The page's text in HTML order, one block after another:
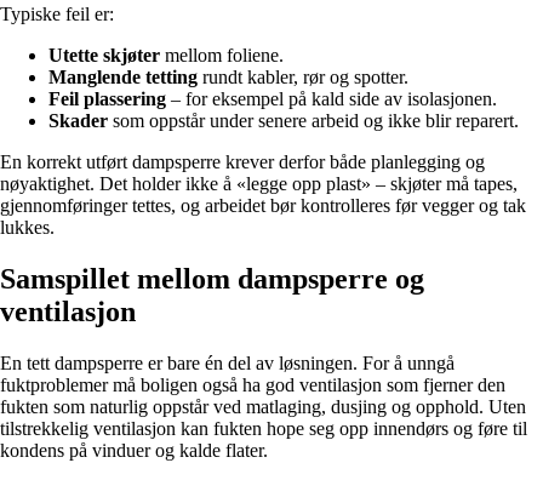
Typiske feil er:
Utette skjøter mellom foliene.
Manglende tetting rundt kabler, rør og spotter.
Feil plassering – for eksempel på kald side av isolasjonen.
Skader som oppstår under senere arbeid og ikke blir reparert.
En korrekt utført dampsperre krever derfor både planlegging og
nøyaktighet. Det holder ikke å «legge opp plast» – skjøter må tapes,
gjennomføringer tettes, og arbeidet bør kontrolleres før vegger og tak
lukkes.
Samspillet mellom dampsperre og
ventilasjon
En tett dampsperre er bare én del av løsningen. For å unngå
fuktproblemer må boligen også ha god ventilasjon som fjerner den
fukten som naturlig oppstår ved matlaging, dusjing og opphold. Uten
tilstrekkelig ventilasjon kan fukten hope seg opp innendørs og føre til
kondens på vinduer og kalde flater.